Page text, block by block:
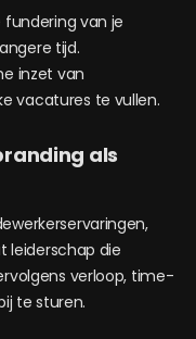
van je
tijd.
inzet van
vacatures te vullen.
als
leiderschap die
verloop, time-
te sturen.